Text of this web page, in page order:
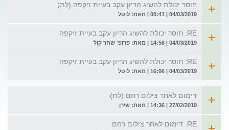
חוסר יכולת להשיג הריון עקב בעיית זיקפה (לת)
04/03/2019 | 00:41 | מאת: ליטל
RE: חוסר יכולת להשיג הריון עקב בעיית זיקפה
04/03/2019 | 14:58 | מאת: פרופ' שחר קול
RE: חוסר יכולת להשיג הריון עקב בעיית זיקפה
04/03/2019 | 16:06 | מאת: ליטל
דימום לאחר צילום רחם (לת)
27/02/2019 | 14:36 | מאת: שירן
RE: דימום לאחר צילום רחם